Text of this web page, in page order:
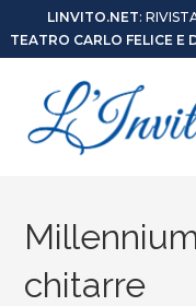
LINVITO.NET:
TEATRO CARLO FELICE E
chitarre